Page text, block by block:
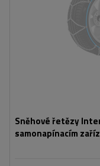
Sněhové řetězy Inter
samonapínacím